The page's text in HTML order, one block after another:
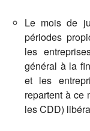
Le mois de
périodes
les
général à la
et les
repartent à ce
les CDD)